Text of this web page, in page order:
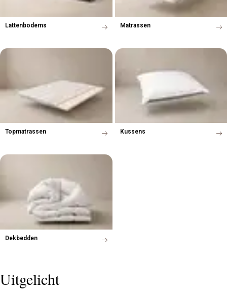
Lattenbodems Matrassen
Topmatrassen Kussens
Dekbedden
Uitgelicht